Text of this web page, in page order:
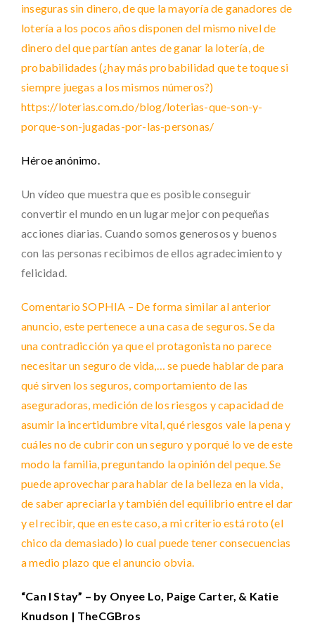
inseguras sin dinero, de que la mayoría de ganadores de
lotería a los pocos años disponen del mismo nivel de
dinero del que partían antes de ganar la lotería, de
probabilidades (¿hay más probabilidad que te toque si
siempre juegas a los mismos números?)
https://loterias.com.do/blog/loterias-que-son-y-
porque-son-jugadas-por-las-personas/
Héroe anónimo.
Un vídeo que muestra que es posible conseguir
convertir el mundo en un lugar mejor con pequeñas
acciones diarias. Cuando somos generosos y buenos
con las personas recibimos de ellos agradecimiento y
felicidad.
Comentario SOPHIA – De forma similar al anterior
anuncio, este pertenece a una casa de seguros. Se da
una contradicción ya que el protagonista no parece
necesitar un seguro de vida,… se puede hablar de para
qué sirven los seguros, comportamiento de las
aseguradoras, medición de los riesgos y capacidad de
asumir la incertidumbre vital, qué riesgos vale la pena y
cuáles no de cubrir con un seguro y porqué lo ve de este
modo la familia, preguntando la opinión del peque. Se
puede aprovechar para hablar de la belleza en la vida,
de saber apreciarla y también del equilibrio entre el dar
y el recibir, que en este caso, a mi criterio está roto (el
chico da demasiado) lo cual puede tener consecuencias
a medio plazo que el anuncio obvia.
“Can I Stay” – by Onyee Lo, Paige Carter, & Katie
Knudson | TheCGBros